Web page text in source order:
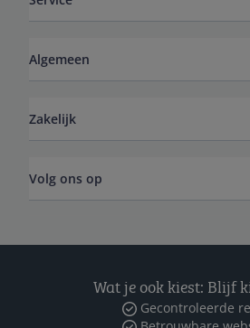
Algemeen
Zakelijk
Volg ons op
Wat je ook kiest: Blijf
Gecontroleerde